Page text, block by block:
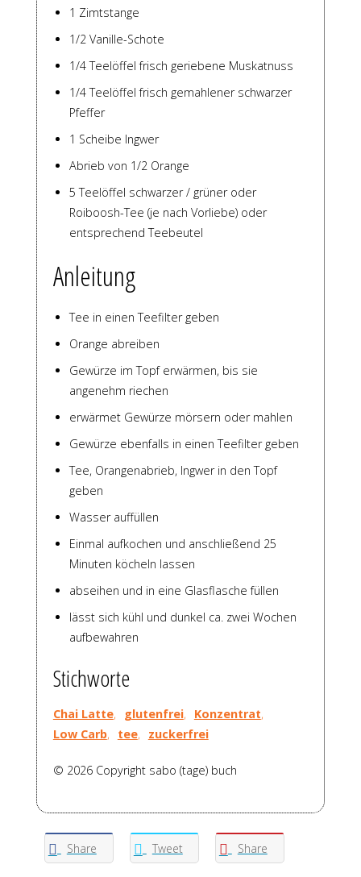
1 Zimtstange
1/2 Vanille-Schote
1/4 Teelöffel frisch geriebene Muskatnuss
1/4 Teelöffel frisch gemahlener schwarzer
Pfeffer
1 Scheibe Ingwer
Abrieb von 1/2 Orange
5 Teelöffel schwarzer / grüner oder
Roiboosh-Tee (je nach Vorliebe) oder
entsprechend Teebeutel
Anleitung
Tee in einen Teefilter geben
Orange abreiben
Gewürze im Topf erwärmen, bis sie
angenehm riechen
erwärmet Gewürze mörsern oder mahlen
Gewürze ebenfalls in einen Teefilter geben
Tee, Orangenabrieb, Ingwer in den Topf
geben
Wasser auffüllen
Einmal aufkochen und anschließend 25
Minuten köcheln lassen
abseihen und in eine Glasflasche füllen
lässt sich kühl und dunkel ca. zwei Wochen
aufbewahren
Stichworte
Chai Latte, glutenfrei, Konzentrat,
Low Carb, tee, zuckerfrei
© 2026 Copyright sabo (tage) buch
Share Tweet Share